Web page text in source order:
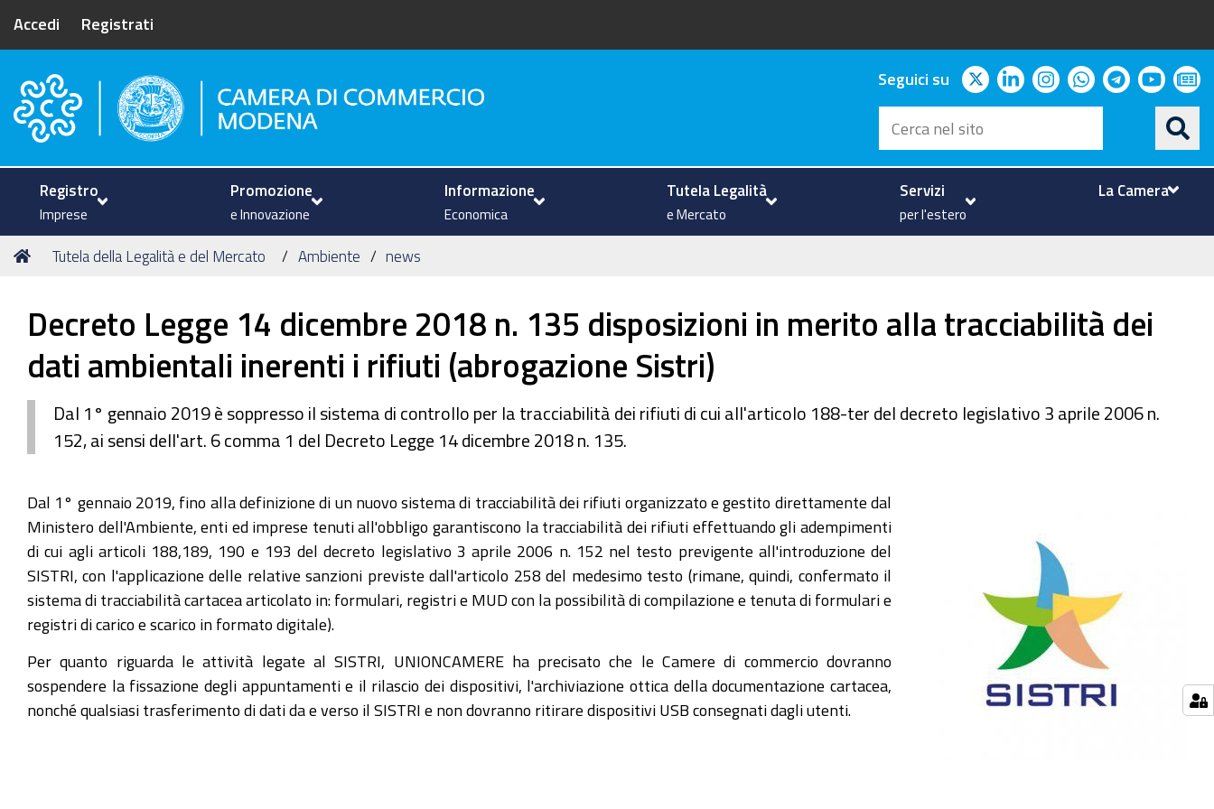
Accedi Registrati
Camera di Commercio di Modena
Seguici su twitterlinkedininstagram
whatsapp
telegram
Cerca
nel
sito
Registro
Imprese
Promozione
e Innovazione
Informazione
Economica
Tutela Legalità
e Mercato
Servizi
per l'estero
La Camera
Tu
Home
Tutela della Legalità e del Mercato Ambiente news
Decreto Legge 14 dicembre 2018 n. 135 disposizioni in merito alla tracciabilità dei
dati ambientali inerenti i rifiuti (abrogazione Sistri)
Dal 1° gennaio 2019 è soppresso il sistema di controllo per la tracciabilità dei rifiuti di cui all'articolo 188-ter del decreto legislativo 3 aprile 2006 n.
152, ai sensi dell'art. 6 comma 1 del Decreto Legge 14 dicembre 2018 n. 135.
Dal 1° gennaio 2019, fino alla definizione di un nuovo sistema di tracciabilità dei rifiuti organizzato e gestito direttamente dal
Ministero dell'Ambiente, enti ed imprese tenuti all'obbligo garantiscono la tracciabilità dei rifiuti effettuando gli adempimenti
di cui agli articoli 188,189, 190 e 193 del decreto legislativo 3 aprile 2006 n. 152 nel testo previgente all'introduzione del
SISTRI, con l'applicazione delle relative sanzioni previste dall'articolo 258 del medesimo testo (rimane, quindi, confermato il
sistema di tracciabilità cartacea articolato in: formulari, registri e MUD con la possibilità di compilazione e tenuta di formulari e
registri di carico e scarico in formato digitale).
Per quanto riguarda le attività legate al SISTRI, UNIONCAMERE ha precisato che le Camere di commercio dovranno
sospendere la fissazione degli appuntamenti e il rilascio dei dispositivi, l'archiviazione ottica della documentazione cartacea,
nonché qualsiasi trasferimento di dati da e verso il SISTRI e non dovranno ritirare dispositivi USB consegnati dagli utenti.